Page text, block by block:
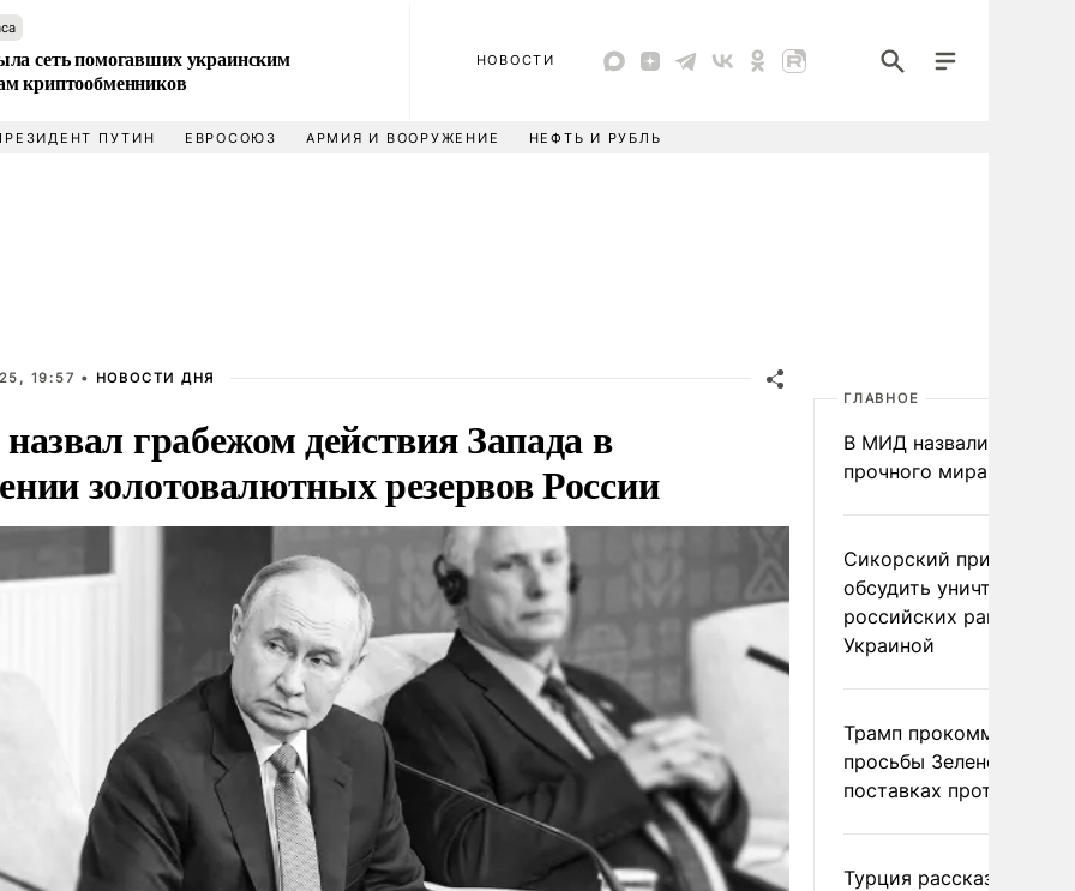
сеть помогавших украинским
криптообменников
НОВОСТИ
ПУТИН ЕВРОСОЮЗ АРМИЯ И ВООРУЖЕНИЕ НЕФТЬ И РУБЛЬ
19:57 • НОВОСТИ ДНЯ
грабежом действия Запада в
золотовалютных резервов России
ГЛАВНОЕ
В МИД назвали условия
прочного мира на
Сикорский призвал
обсудить уничтожение
российских ракет над
Украиной
Трамп
просьбы Зеленского о
поставках
Турция рассказала о